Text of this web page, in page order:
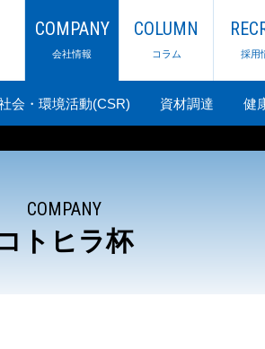
COMPANY
会社情報
COLUMN
コラム 採用
会・環境活動(CSR) 資材調達 健
COMPANY
トヒラ杯